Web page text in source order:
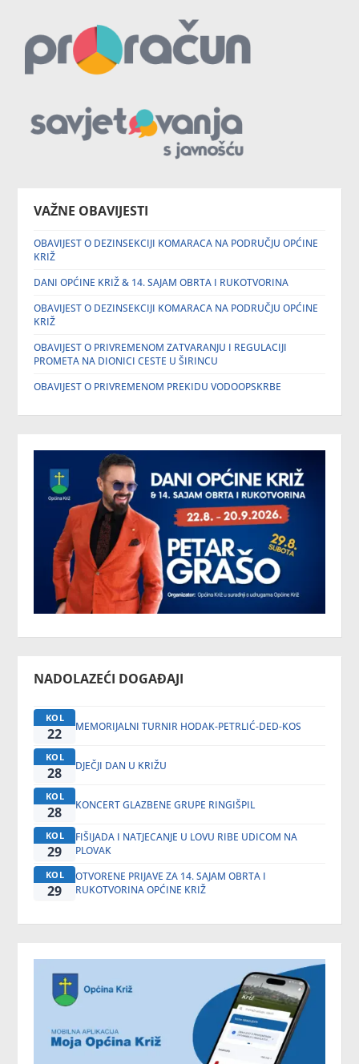
VAŽNE OBAVIJESTI
OBAVIJEST O DEZINSEKCIJI KOMARACA NA PODRUČJU OPĆINE
KRIŽ
DANI OPĆINE KRIŽ & 14. SAJAM OBRTA I RUKOTVORINA
OBAVIJEST O DEZINSEKCIJI KOMARACA NA PODRUČJU OPĆINE
KRIŽ
OBAVIJEST O PRIVREMENOM ZATVARANJU I REGULACIJI
PROMETA NA DIONICI CESTE U ŠIRINCU
OBAVIJEST O PRIVREMENOM PREKIDU VODOOPSKRBE
NADOLAZEĆI DOGAĐAJI
KOL
22 MEMORIJALNI TURNIR HODAK-PETRLIĆ-DED-KOS
KOL
28 DJEČJI DAN U KRIŽU
KOL
28 KONCERT GLAZBENE GRUPE RINGIŠPIL
KOL
29
FIŠIJADA I NATJECANJE U LOVU RIBE UDICOM NA
PLOVAK
KOL
29
OTVORENE PRIJAVE ZA 14. SAJAM OBRTA I
RUKOTVORINA OPĆINE KRIŽ